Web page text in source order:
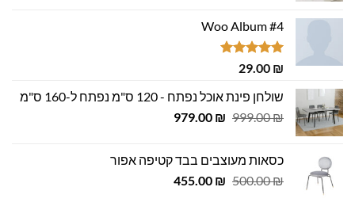
500.00 ₪.
Woo Album #4
דורג5.00
29.00 ₪
שולחן פינת אוכל נפתח - 120 ס"מ נפתח ל-160 ס"מ
999.00₪
המחיר
999.00 ₪.
979.00 ₪
המחיר
979.00 ₪.
כסאות מעוצבים בבד קטיפה אפור
500.00₪
המחיר
455.00 ₪
המחיר